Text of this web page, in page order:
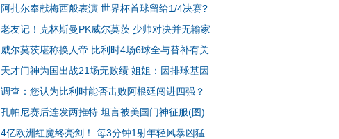
阿扎尔奉献梅西般表演 世界杯首球留给1/4决赛?
老友记！克林斯曼PK威尔莫茨 少帅对决并无输家
威尔莫茨堪称换人帝 比利时4场6球全与替补有关
天才门神为国出战21场无败绩 姐姐：因排球基因
调查：您认为比利时能否击败阿根廷闯进四强？
孔帕尼赛后连发两推特 坦言被美国门神征服(图)
4亿欧洲红魔终亮剑！ 每3分钟1射年轻风暴凶猛